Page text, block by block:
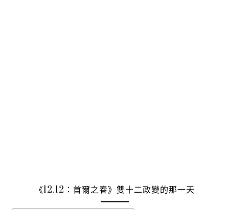
《12.12：首爾之春》雙十二政變的那一天